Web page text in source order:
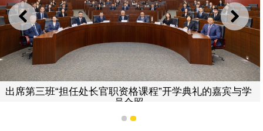
上一则 下一
出席第三班“担任处长官职资格课程”开学典礼的嘉宾与学
员合照
1 2